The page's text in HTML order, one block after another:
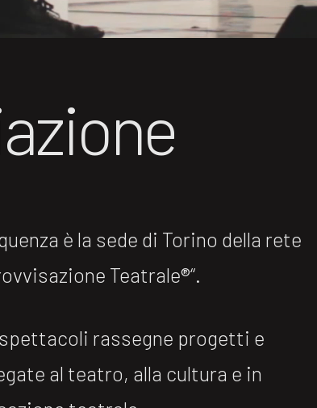
è la sede di Torino della rete
Teatrale®️“.
rassegne progetti e
al teatro, alla cultura e in